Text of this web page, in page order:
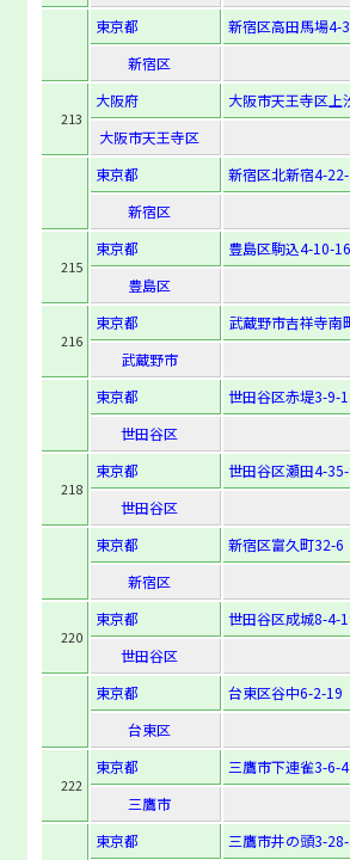
東京都
新宿区高田馬場4-
新宿区
213
大阪府
大阪市天王寺区上
大阪市天王寺区
東京都
新宿区北新宿4-
新宿区
215
東京都
豊島区駒込4-10-16
豊島区
216
東京都
武蔵野市吉祥寺南
武蔵野市
東京都
世田谷区赤堤3-9-
世田谷区
218
東京都
世田谷区瀬田4-
世田谷区
東京都
新宿区富久町32-6
新宿区
220
東京都
世田谷区成城8-4-
世田谷区
東京都
台東区谷中6-2-19
台東区
222
東京都
三鷹市下連雀3-6-4
三鷹市
東京都
三鷹市井の頭3-